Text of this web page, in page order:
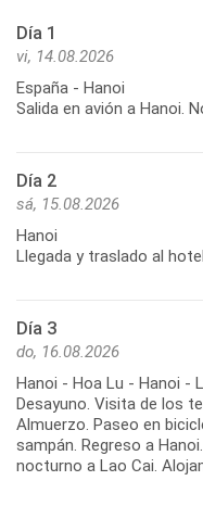
Día 1
vi, 14.08.2026
España - Hanoi
Salida en avión a Hanoi.
Día 2
sá, 15.08.2026
Hanoi
Llegada y traslado al
Día 3
do, 16.08.2026
Hanoi - Hoa Lu - Hanoi -
Desayuno. Visita de los
Almuerzo. Paseo en
sampán. Regreso a
nocturno a Lao Cai.